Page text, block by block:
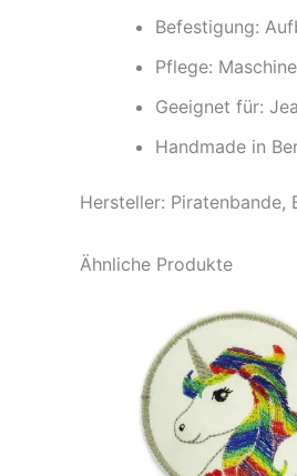
Befestigung:
Pflege:
Geeignet für:
Handmade in
Hersteller: Piratenbande,
Ähnliche Produkte